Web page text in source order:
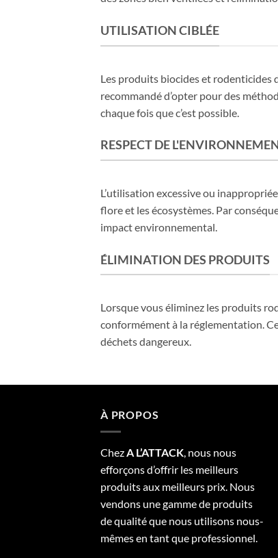
UTILISATION CIBLÉE
Les produits biocides et rodenticides
recommandé d’opter pour des
chaque fois que c’est possible.
RESPECT DE
L’utilisation excessive ou
flore et les écosystèmes. Par
impact environnemental.
ÉLIMINATION DES PRODUITS
Lorsque vous éliminez les produits
conformément à la réglementation.
déchets dangereux.
À PROPOS
Chez A L’ATTACK , nous nous
efforçons d’offrir les meilleurs
produits aux meilleurs prix. Nous
vendons une gamme de produits
de qualité que nous utilisons nous-
mêmes en tant que professionnel.